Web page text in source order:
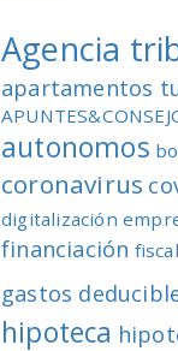
Agencia
apartamentos
autonomos
coronavirus
digitalización
financiación
gastos
hipoteca